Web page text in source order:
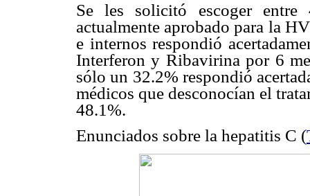
Se les solicitó escoger entre
actualmente aprobado para la
e internos respondió
Interferon y Ribavirina por 6
sólo un 32.2% respondió
médicos que desconocían el
48.1%.
Enunciados sobre la hepatitis C (